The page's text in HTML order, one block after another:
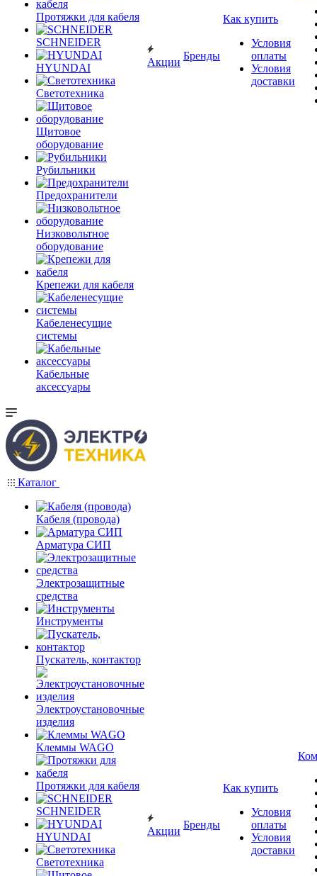
Протяжки для кабеля
SCHNEIDER
HYUNDAI
Светотехника
Щитовое
оборудование
Рубильники
Предохранители
Низковольтное
оборудование
Крепежи для кабеля
Кабеленесущие
системы
Кабельные
аксессуары
Акции
Бренды
Как купить
Условия
оплаты
Условия
доставки
Каталог
Кабеля (провода)
Арматура СИП
Электрозащитные
средства
Инструменты
Пускатель, контактор
Электроустановочные
изделия
Клеммы WAGO
Протяжки для кабеля
SCHNEIDER
HYUNDAI
Светотехника
Акции
Бренды
Как купить
Условия
оплаты
Условия
доставки